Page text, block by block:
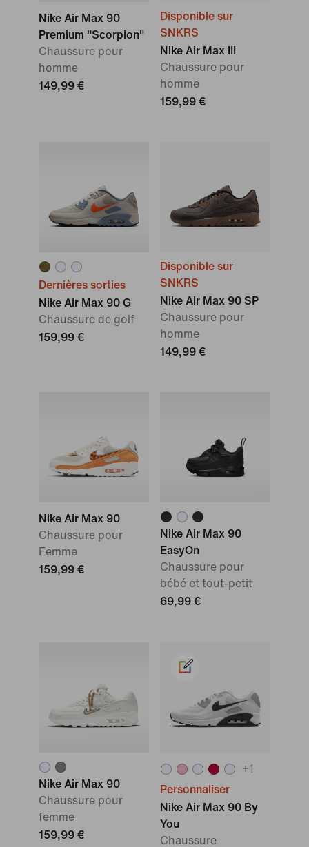
Nike Air Max 90
Premium "Scorpion"
Chaussure pour
homme
149,99 €
Disponible sur
SNKRS
Nike Air Max III
Chaussure pour
homme
159,99 €
Dernières sorties
Nike Air Max 90 G
Chaussure de golf
159,99 €
Disponible sur
SNKRS
Nike Air Max 90 SP
Chaussure pour
homme
149,99 €
Nike Air Max 90
Chaussure pour
Femme
159,99 €
Nike Air Max 90
EasyOn
Chaussure pour
bébé et tout-petit
69,99 €
Nike Air Max 90
Chaussure pour
femme
159,99 €
+1
Personnaliser
Nike Air Max 90 By
You
Chaussure